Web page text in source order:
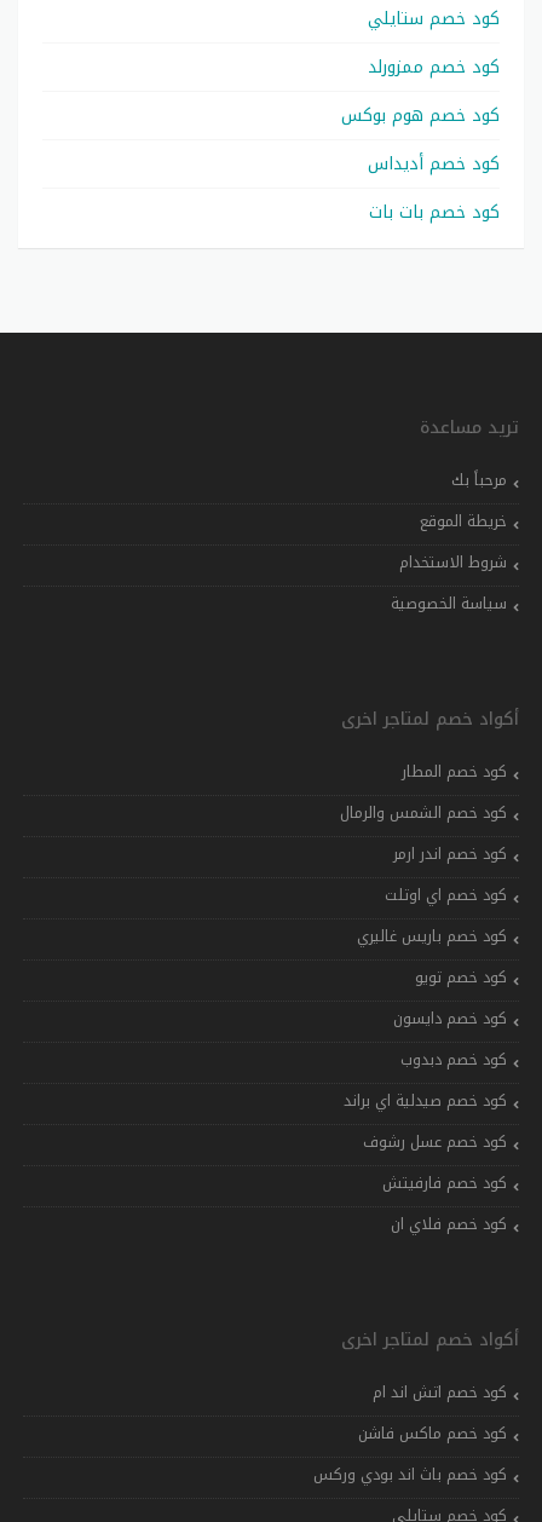
كود خصم ستايلي
كود خصم ممزورلد
كود خصم هوم بوكس
كود خصم أديداس
كود خصم بات بات
تريد مساعدة
مرحباً بك
خريطة الموقع
شروط الاستخدام
سياسة الخصوصية
أكواد خصم لمتاجر اخرى
كود خصم المطار
كود خصم الشمس والرمال
كود خصم اندر ارمر
كود خصم اي اوتلت
كود خصم باريس غاليري
كود خصم تويو
كود خصم دايسون
كود خصم دبدوب
كود خصم صيدلية اي براند
كود خصم عسل رشوف
كود خصم فارفيتش
كود خصم فلاي ان
أكواد خصم لمتاجر اخرى
كود خصم اتش اند ام
كود خصم ماكس فاشن
كود خصم باث اند بودي وركس
كود خصم ستايلي